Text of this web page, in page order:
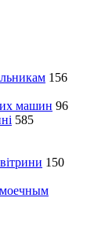
156
машин 96
585
150